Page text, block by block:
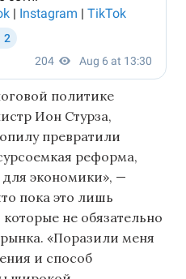
политике
Ион Стурза,
превратили
реформа,
экономики», —
пока это лишь
не обязательно
«Поразили меня
и способ